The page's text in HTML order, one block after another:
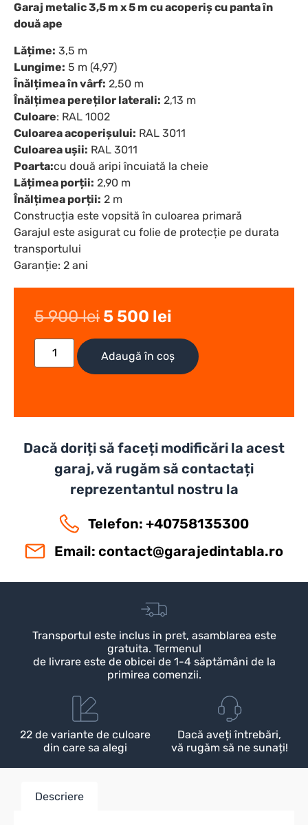
Garaj metalic 3,5 m x 5 m cu acoperiș cu panta în
două ape
Lățime: 3,5 m
Lungime: 5 m (4,97)
Înălțimea în vârf: 2,50 m
Înălțimea pereților laterali: 2,13 m
Culoare: RAL 1002
Culoarea acoperișului: RAL 3011
Culoarea ușii: RAL 3011
Poarta:cu două aripi încuiată la cheie
Lățimea porții: 2,90 m
Înălțimea porții: 2 m
Construcția este vopsită în culoarea primară
Garajul este asigurat cu folie de protecție pe durata
transportului
Garanție: 2 ani
5 900lei 5 500 lei
Adaugă în coș
Dacă doriți să faceți modificări la acest
garaj, vă rugăm să contactați
reprezentantul nostru la
Telefon: +40758135300
Email: contact@garajedintabla.ro
Transportul este inclus in pret, asamblarea este
gratuita. Termenul
de livrare este de obicei de 1-4 săptămâni de la
primirea comenzii.
22 de variante de culoare
din care sa alegi
Dacă aveți întrebări,
vă rugăm să ne sunați!
Descriere